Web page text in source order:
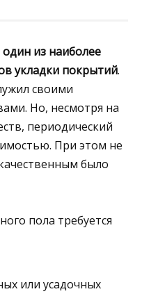
из наиболее
укладки покрытий.
своими
Но, несмотря на
периодический
При этом не
было
пола требуется
или усадочных